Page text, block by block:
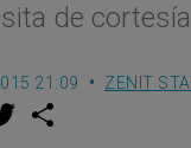
de cortesía
21:09 ZENIT
w